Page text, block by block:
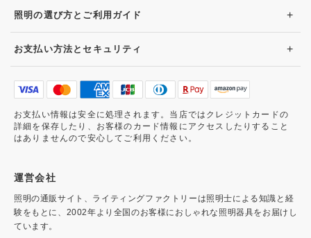
照明の選び方とご利用ガイド +
お支払い方法とセキュリティ +
お支払い情報は安全に処理されます。当店ではクレジットカードの
詳細を保存したり、お客様のカード情報にアクセスしたりすること
はありませんので安心してご利用ください。
運営会社
照明の通販サイト、ライティングファクトリーは照明士による知識と経
験をもとに、2002年より全国のお客様におしゃれな照明器具をお届けし
ています。